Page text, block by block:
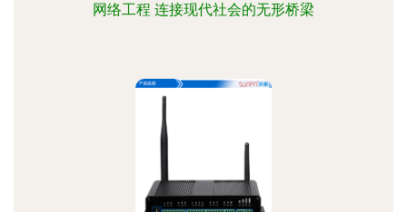
网络工程 连接现代社会的无形桥梁